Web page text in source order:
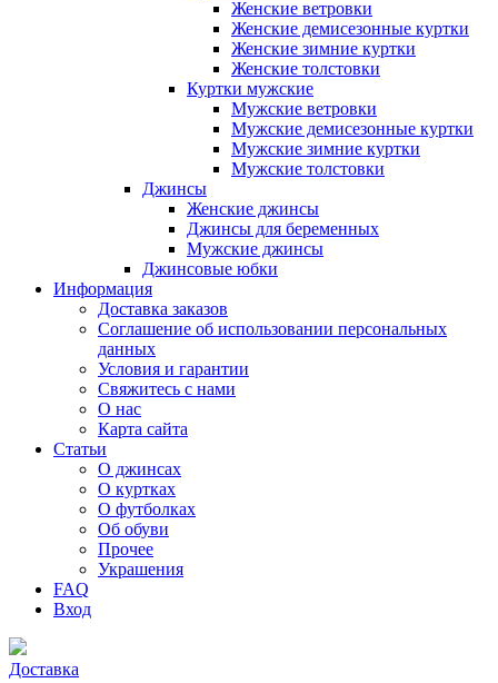
Женские ветровки
Женские демисезонные куртки
Женские зимние куртки
Женские толстовки
Куртки мужские
Мужские ветровки
Мужские демисезонные куртки
Мужские зимние куртки
Мужские толстовки
Джинсы
Женские джинсы
Джинсы для беременных
Мужские джинсы
Джинсовые юбки
Информация
Доставка заказов
Соглашение об использовании персональных
данных
Условия и гарантии
Свяжитесь с нами
О нас
Карта сайта
Статьи
О джинсах
О куртках
О футболках
Об обуви
Прочее
Украшения
FAQ
Вход
Доставка